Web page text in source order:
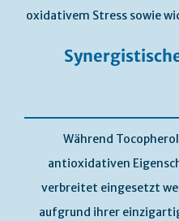
oxidativem Stress sowie
Während
antioxidativen
verbreitet eingesetzt
aufgrund ihrer